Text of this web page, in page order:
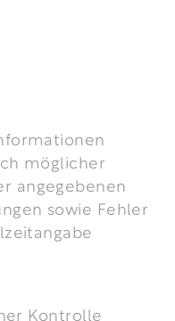
möglicher
angegebenen
sowie Fehler
Kontrolle